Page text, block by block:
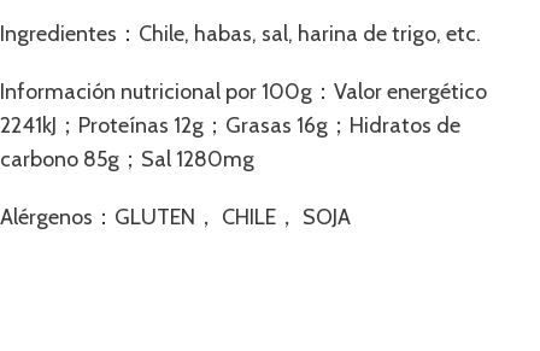
Ingredientes：Chile, habas, sal, harina de trigo, etc.
Información nutricional por 100g：Valor energético
2241kJ；Proteínas 12g；Grasas 16g；Hidratos de
carbono 85g；Sal 1280mg
Alérgenos：GLUTEN， CHILE， SOJA